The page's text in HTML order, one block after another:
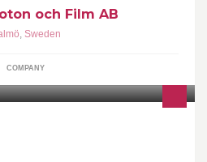
och Film AB
, Sweden
COMPANY